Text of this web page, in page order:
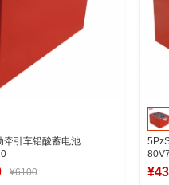
牵引车铅酸蓄电池
¥6100